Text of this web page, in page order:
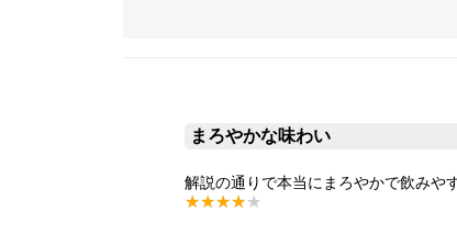
まろやかな味わい
解説の通りで本当にまろやかで飲みや